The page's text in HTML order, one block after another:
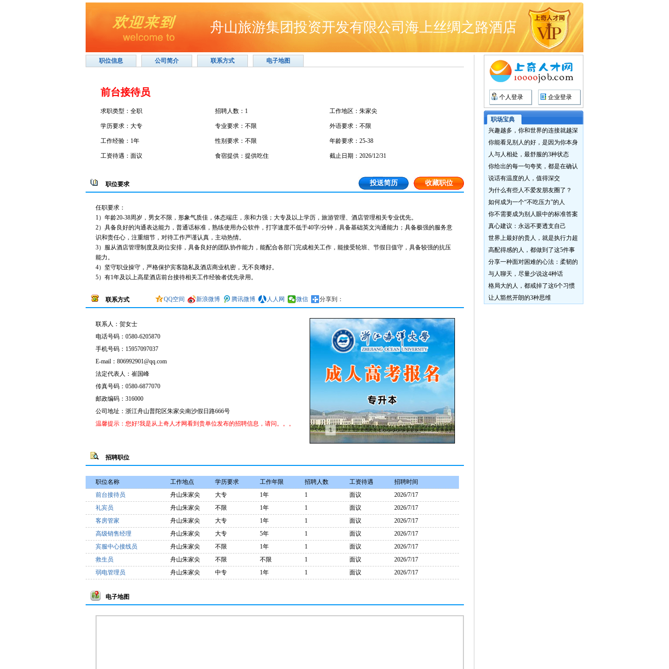
舟山旅游集团投资开发有限公司海上丝绸之路酒店
职位信息 公司简介 联系方式 电子地图
前台接待员
求职类型：全职 招聘人数：1 工作地区：朱家尖
学历要求：大专 专业要求：不限 外语要求：不限
工作经验：1年 性别要求：不限 年龄要求：25-38
工资待遇：面议 食宿提供：提供吃住 截止日期：2026/12/31
职位要求 收藏职位
投送简历
任职要求：
1）年龄20-38周岁，男女不限，形象气质佳，体态端庄，亲和力强；大专及以上学历，旅游管理、酒店管理相关专业优先。
2）具备良好的沟通表达能力，普通话标准，熟练使用办公软件，打字速度不低于40字/分钟，具备基础英文沟通能力；具备极强的服务意
识和责任心，注重细节，对待工作严谨认真，主动热情。
3）服从酒店管理制度及岗位安排，具备良好的团队协作能力，能配合各部门完成相关工作，能接受轮班、节假日值守，具备较强的抗压
能力。
4）坚守职业操守，严格保护宾客隐私及酒店商业机密，无不良嗜好。
5）有1年及以上高星酒店前台接待相关工作经验者优先录用。
联系方式 QQ空间 新浪微博 腾讯微博 人人网 微信 分享到：
1 2 3 4
联系人： 贺女士
电话号码： 0580-6205870
手机号码： 15957097037
E-mail： 806992901@qq.com
法定代表人：崔国峰
传真号码： 0580-6877070
邮政编码：316000
公司地址： 浙江舟山普陀区朱家尖南沙假日路666号
温馨提示：您好!我是从上奇人才网看到贵单位发布的招聘信息，请问。。。
招聘职位
职位名称 工作地点 学历要求 工作年限 招聘人数 工资待遇
招聘时间
前台接待员
舟山朱家尖 大专 1年 1 面议
2026/7/17
礼宾员
舟山朱家尖 不限 1年 1 面议
2026/7/17
客房管家
舟山朱家尖 大专 1年 1 面议
2026/7/17
高级销售经理
舟山朱家尖 大专 5年 1 面议
2026/7/17
宾服中心接线员
舟山朱家尖 不限 1年 1 面议
2026/7/17
救生员
舟山朱家尖 不限 不限 1 面议
2026/7/17
弱电管理员
舟山朱家尖 中专 1年 1 面议 2026/7/17
电子地图
个人登录 企业登录
职场宝典
兴趣越多，你和世界的连接就越深
你能看见别人的好，是因为你本身
人与人相处，最舒服的3种状态
你给出的每一句夸奖，都是在确认
说话有温度的人，值得深交
为什么有些人不爱发朋友圈了？
如何成为一个“不吃压力”的人
你不需要成为别人眼中的标准答案
真心建议：永远不要透支自己
世界上最好的贵人，就是执行力超
高配得感的人，都做到了这5件事
分享一种面对困难的心法：柔韧的
与人聊天，尽量少说这4种话
格局大的人，都戒掉了这6个习惯
让人豁然开朗的3种思维